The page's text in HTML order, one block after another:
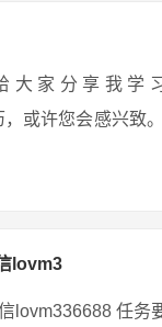
家分享我学习
或许您会感兴致
lovm3
lovm336688 任务